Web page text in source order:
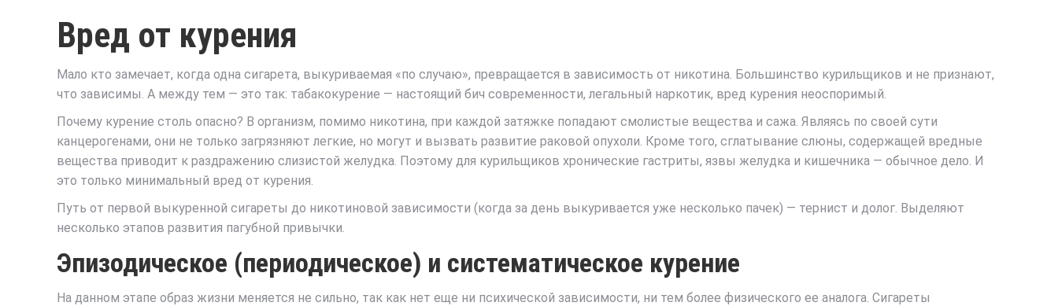
Вред от курения
Мало кто замечает, когда одна сигарета, выкуриваемая «по случаю», превращается в зависимость от никотина. Большинство курильщиков и не признают,
что зависимы. А между тем — это так: табакокурение — настоящий бич современности, легальный наркотик, вред курения неоспоримый.
Почему курение столь опасно? В организм, помимо никотина, при каждой затяжке попадают смолистые вещества и сажа. Являясь по своей сути
канцерогенами, они не только загрязняют легкие, но могут и вызвать развитие раковой опухоли. Кроме того, сглатывание слюны, содержащей вредные
вещества приводит к раздражению слизистой желудка. Поэтому для курильщиков хронические гастриты, язвы желудка и кишечника — обычное дело. И
это только минимальный вред от курения.
Путь от первой выкуренной сигареты до никотиновой зависимости (когда за день выкуривается уже несколько пачек) — тернист и долог. Выделяют
несколько этапов развития пагубной привычки.
Эпизодическое (периодическое) и систематическое курение
На данном этапе образ жизни меняется не сильно, так как нет еще ни психической зависимости, ни тем более физического ее аналога. Сигареты